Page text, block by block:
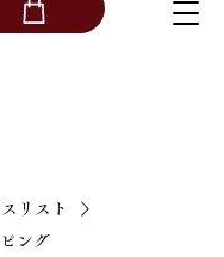
リスト
ング